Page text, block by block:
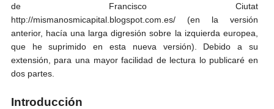
de Francisco Ciutat
http://mismanosmicapital.blogspot.com.es/ (en la versión
anterior, hacía una larga digresión sobre la izquierda europea,
que he suprimido en esta nueva versión). Debido a su
extensión, para una mayor facilidad de lectura lo publicaré en
dos partes.
Introducción